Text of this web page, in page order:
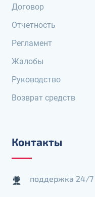
Договор
Отчетность
Регламент
Жалобы
Руководство
Возврат средств
Контакты
поддержка 24/7